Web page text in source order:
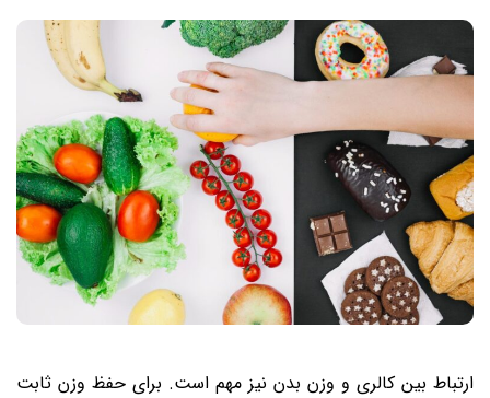
ارتباط بین کالری و وزن بدن نیز مهم است. برای حفظ وزن ثابت